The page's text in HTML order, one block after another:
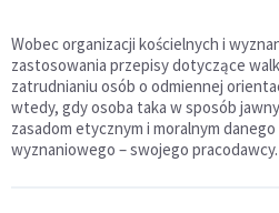
Wobec organizacji kościelnych i
zastosowania przepisy dotyczące
zatrudnianiu osób o odmiennej
wtedy, gdy osoba taka w sposób
zasadom etycznym i moralnym
wyznaniowego – swojego pracodawcy.